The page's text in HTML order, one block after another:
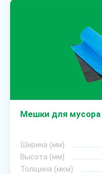
Мешки для
Ширина (мм)
Высота (мм)
Толщина (мкм)